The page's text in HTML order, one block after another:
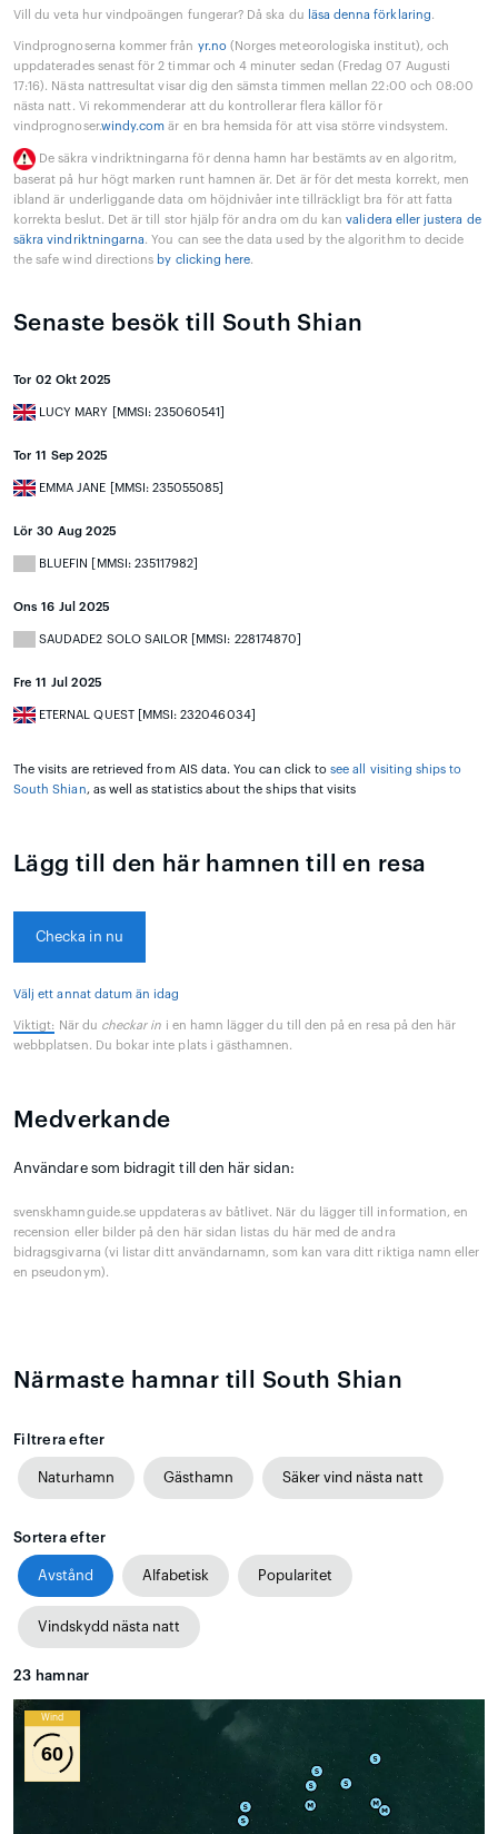
Vill du veta hur vindpoängen fungerar? Då ska du läsa denna förklaring.
Vindprognoserna kommer från yr.no (Norges meteorologiska institut), och
uppdaterades senast för 2 timmar och 4 minuter sedan (Fredag 07 Augusti
17:16). Nästa nattresultat visar dig den sämsta timmen mellan 22:00 och 08:00
nästa natt. Vi rekommenderar att du kontrollerar flera källor för
vindprognoser.windy.com är en bra hemsida för att visa större vindsystem.
De säkra vindriktningarna för denna hamn har bestämts av en algoritm,
baserat på hur högt marken runt hamnen är. Det är för det mesta korrekt, men
ibland är underliggande data om höjdnivåer inte tillräckligt bra för att fatta
korrekta beslut. Det är till stor hjälp för andra om du kanvalidera eller justera de
säkra vindriktningarna. You can see the data used by the algorithm to decide
the safe wind directions by clicking here.
Senaste besök till South Shian
Tor 02 Okt 2025
LUCY MARY [MMSI: 235060541]
Tor 11 Sep 2025
EMMA JANE [MMSI: 235055085]
Lör 30 Aug 2025
BLUEFIN [MMSI: 235117982]
Ons 16 Jul 2025
SAUDADE2 SOLO SAILOR [MMSI: 228174870]
Fre 11 Jul 2025
ETERNAL QUEST [MMSI: 232046034]
The visits are retrieved from AIS data. You can click tosee all visiting ships to
South Shian, as well as statistics about the ships that visits
Lägg till den här hamnen till en resa
Checka in nu
Välj ett annat datum än idag
Viktigt: När du checkar in i en hamn lägger du till den på en resa på den här
webbplatsen. Du bokar inte plats i gästhamnen.
Medverkande
Användare som bidragit till den här sidan:
svenskhamnguide.se uppdateras av båtlivet. När du lägger till information, en
recension eller bilder på den här sidan listas du här med de andra
bidragsgivarna (vi listar ditt användarnamn, som kan vara ditt riktiga namn eller
en pseudonym).
Närmaste hamnar till South Shian
Filtrera efter
Naturhamn Gästhamn Säker vind nästa natt
Sortera efter
Avstånd Alfabetisk Popularitet
Vindskydd nästa natt
23 hamnar
Wind
60